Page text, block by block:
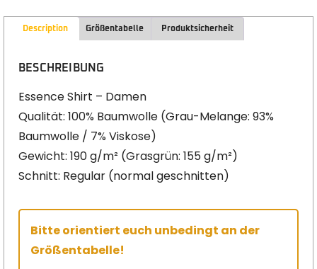
Description Größentabelle Produktsicherheit
BESCHREIBUNG
Essence Shirt – Damen
Qualität: 100% Baumwolle (Grau-Melange: 93%
Baumwolle / 7% Viskose)
Gewicht: 190 g/m² (Grasgrün: 155 g/m²)
Schnitt: Regular (normal geschnitten)
Bitte orientiert euch unbedingt an der
Größentabelle!